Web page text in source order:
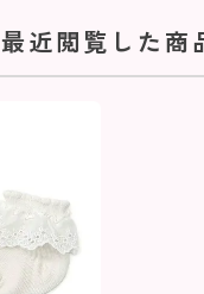
最近閲覧した商